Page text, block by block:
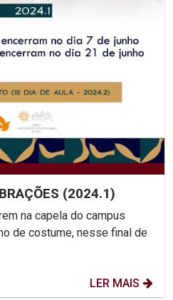
(2024.1)
na capela do campus
de costume, nesse final de
LER MAIS